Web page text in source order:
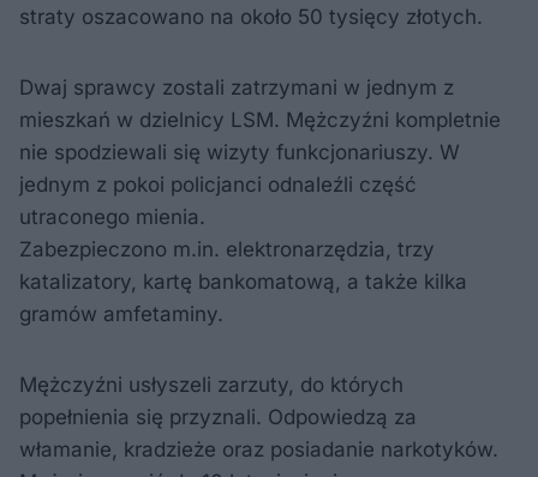
straty oszacowano na około 50 tysięcy złotych.
Dwaj sprawcy zostali zatrzymani w jednym z
mieszkań w dzielnicy LSM. Mężczyźni kompletnie
nie spodziewali się wizyty funkcjonariuszy. W
jednym z pokoi policjanci odnaleźli część
utraconego mienia.
Zabezpieczono m.in. elektronarzędzia, trzy
katalizatory, kartę bankomatową, a także kilka
gramów amfetaminy.
Mężczyźni usłyszeli zarzuty, do których
popełnienia się przyznali. Odpowiedzą za
włamanie, kradzieże oraz posiadanie narkotyków.